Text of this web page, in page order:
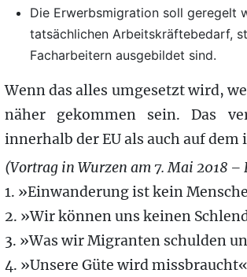
Die Erwerbsmigration soll geregelt
tatsächlichen Arbeitskräftebedarf,
Facharbeitern ausgebildet sind.
Wenn das alles umgesetzt wird,
näher gekommen sein. Das
innerhalb der EU als auch auf
(Vortrag in Wurzen am 7. Mai 2018
1. »Einwanderung ist kein
2. »Wir können uns keinen
3. »Was wir Migranten schulden
4. »Unsere Güte wird